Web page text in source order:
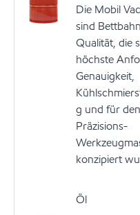
Die Mobil
sind
Qualität, die
höchste
Genauigkeit,
g und für
Präzisions-
konzipiert
Öl